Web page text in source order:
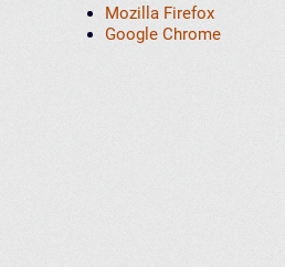
Mozilla Firefox
Google Chrome